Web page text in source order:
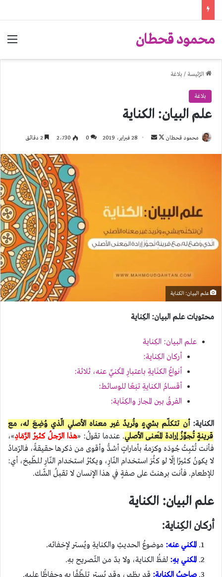
محمود قحطان
الرّئيسة / بلاغة
بلاغة
علم البيان: الكناية
محمود قحطان
تابعأرسل
28 فبراير، 2019 0 2٬730
علم البيان: الكناية
محتويات علم البيان: الكِناية
علم البيان: الكِناية
أركان الكِناية:
أنواعُ الكنَايةِ باعتبارِ المَكنيِّ عنه، ثلاثة:
أقسامُ الكنايةِ تبَعًا للوسائط:
الفرقُ بين المجاز والكِنَاية:
الكناية: أن تتكلّم بشيءٍ وتُريدُ غير معناه الأصلي الّذي وُضِعَ له، مع
قرينةٍ تُجوِّزُ إرادة المَعنى الأصلي. عندما تقولُ: «هذا الرّجلُ كثيرُ الرَّمَادِ»،
فأنت تُثبِتُ جُودَه وكرَمهُ بأماراتٍ أشدُّ وأقوى من ذكرها حقيقةً، فالرّمادُ
لا يكونُ كثيرًا إلّا لو كثُرَ استخدام النّارِ، ويكثرُ استخدام النّارِ للطّبخ، أي:
للإطعام. فأنت برهنتَ على صفةٍ في هذا الإنسان لا تقبلُ الشّك.
علم البيان: الكناية
أركان الكِناية:
المكني عنه: موضوعُ الحديثِ والكنايةِ ويُستر لإخفائه.
المكني بهِ: لفظُ الكناية، ولا بدّ من التّصريح بهِ.